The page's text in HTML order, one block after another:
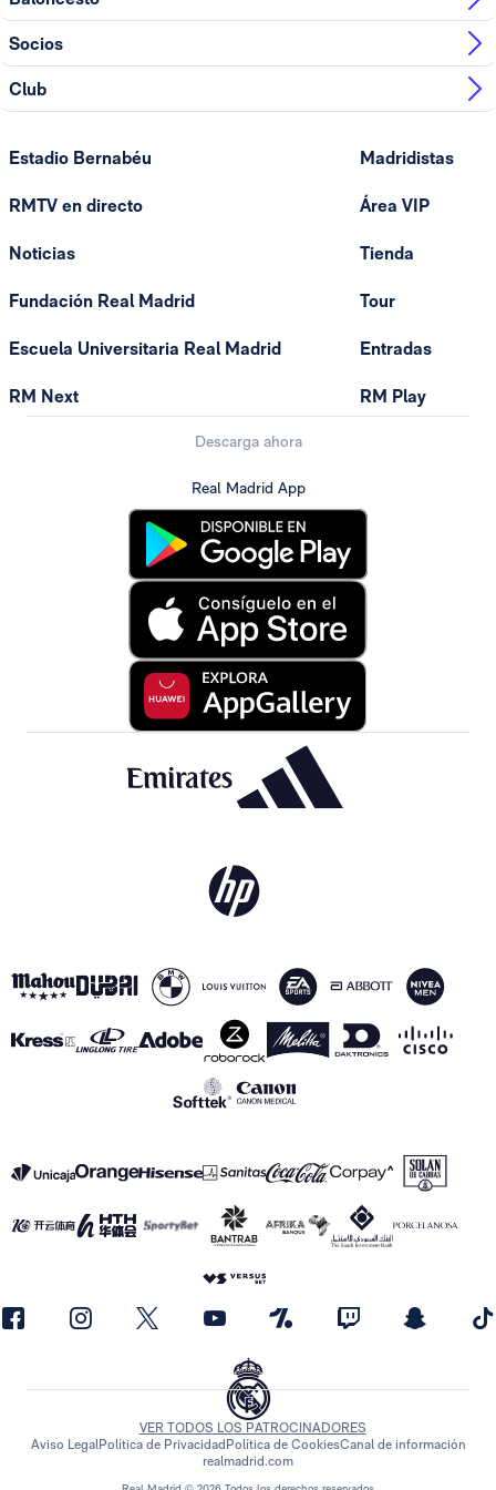
Socios
Club
Estadio Bernabéu
RMTV en directo
Noticias
Fundación Real Madrid
Escuela Universitaria Real Madrid
RM Next
Madridistas
Área VIP
Tienda
Tour
Entradas
RM Play
Descarga ahora
Real Madrid App
VER TODOS LOS PATROCINADORES
Aviso LegalPolítica de Privacidad Política de CookiesCanal de información
realmadrid.com